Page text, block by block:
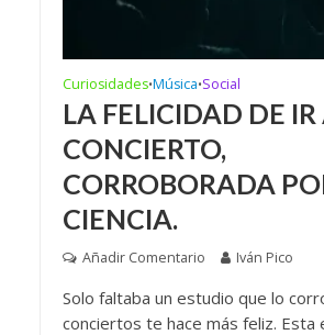
Curiosidades•Música•Social
LA FELICIDAD DE
CONCIERTO,
CORROBORADA
CIENCIA.
Añadir Comentario Iván Pico
Solo faltaba un estudio que lo
conciertos te hace más feliz. Esta